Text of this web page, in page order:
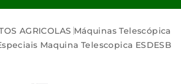
AGRICOLAS Máquinas Telescópica
Maquina Telescopica ESDESB